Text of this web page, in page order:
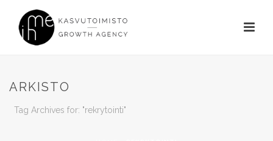
ARKISTO
Tag Archives for: "rekrytointi"